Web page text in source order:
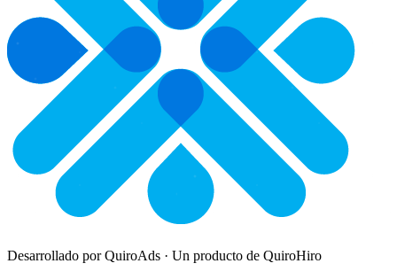
Desarrollado por QuiroAds · Un producto de QuiroHiro